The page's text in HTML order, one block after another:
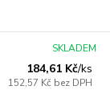
184,61 Kč/ks
152,57 Kč bez DPH
SKLADEM